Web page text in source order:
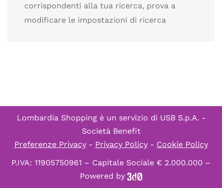
corrispondenti alla tua ricerca, prova a
modificare le impostazioni di ricerca
Lombardia Shopping è un servizio di USB S.p.A. -
Società Benefit
Preferenze Privacy- Privacy Policy- Cookie Policy
P.IVA: 11905750961 – Capitale Sociale € 2.000.000 –
Powered by